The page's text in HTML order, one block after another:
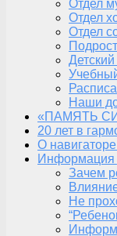
Отдел
Отдел
Отдел
Наши
«ПАМЯТЬ
20 лет в
О
Информация
Зачем
Не